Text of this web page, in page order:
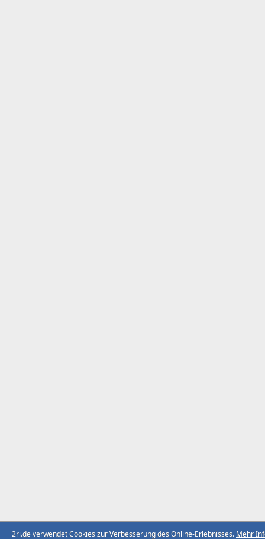
2ri.de verwendet Cookies zur Verbesserung des Online-Erlebnisses. Mehr